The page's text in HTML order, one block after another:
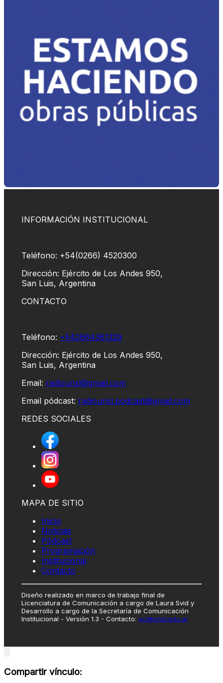
INFORMACIÓN INSTITUCIONAL
Teléfono: +54(0266) 4520300
Dirección: Ejército de Los Andes 950,
San Luis, Argentina
CONTACTO
Teléfono: +542664361329
Dirección: Ejército de Los Andes 950,
San Luis, Argentina
Email: radiounsl@gmail.com
Email pódcast: radiounsl.podcast@gmail.com
REDES SOCIALES
MAPA DE SITIO
Inicio
Noticias
Pódcast
Programación
Institucional
Contacto
Diseño realizado en marco de trabajo final de
Licenciatura de Comunicación a cargo de Laura Svid y
Desarrollo a cargo de la Secretaría de Comunicación
Institucional - Versión 1.3 - Contacto: sci@unsl.edu.ar
modal
Compartir vínculo: